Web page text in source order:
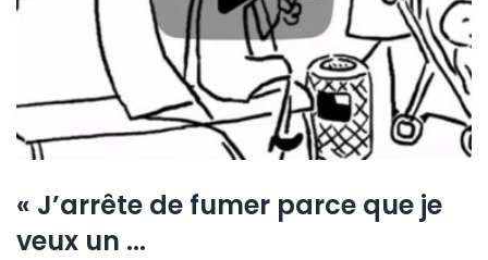
« J’arrête de fumer parce que je
veux un ...